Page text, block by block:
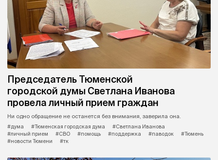
Председатель Тюменской
городской думы Светлана Иванова
провела личный прием граждан
Ни одно обращение не останется без внимания, заверила она.
#дума
#Тюменская городская дума
#Светлана Иванова
#личный прием
#СВО #помощь #поддержка #паводок
#Тюмень
#новости Тюмени
#тк